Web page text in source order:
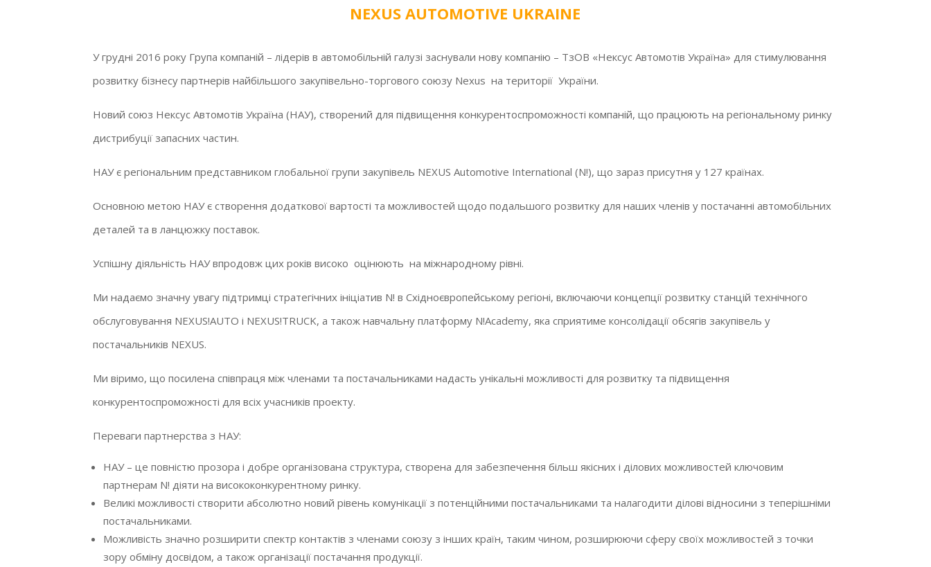
NEXUS AUTOMOTIVE UKRAINE
У грудні 2016 року Група компаній – лідерів в автомобільній галузі заснували нову компанію – ТзОВ «Нексус Автомотів Україна» для стимулювання
розвитку бізнесу партнерів найбільшого закупівельно-торгового союзу Nexus на території України.
Новий союз Нексус Автомотів Україна (НАУ), створений для підвищення конкурентоспроможності компаній, що працюють на регіональному ринку
дистрибуції запасних частин.
НАУ є регіональним представником глобальної групи закупівель NEXUS Automotive International (N!), що зараз присутня у 127 країнах.
Основною метою НАУ є створення додаткової вартості та можливостей щодо подальшого розвитку для наших членів у постачанні автомобільних
деталей та в ланцюжку поставок.
Успішну діяльність НАУ впродовж цих років високо оцінюють на міжнародному рівні.
Ми надаємо значну увагу підтримці стратегічних ініціатив N! в Східноєвропейському регіоні, включаючи концепції розвитку станцій технічного
обслуговування NEXUS!AUTO і NEXUS!TRUCK, а також навчальну платформу N!Academy, яка сприятиме консолідації обсягів закупівель у
постачальників NEXUS.
Ми віримо, що посилена співпраця між членами та постачальниками надасть унікальні можливості для розвитку та підвищення
конкурентоспроможності для всіх учасників проекту.
Переваги партнерства з НАУ:
НАУ – це повністю прозора і добре організована структура, створена для забезпечення більш якісних і ділових можливостей ключовим
партнерам N! діяти на висококонкурентному ринку.
Великі можливості створити абсолютно новий рівень комунікації з потенційними постачальниками та налагодити ділові відносини з теперішніми
постачальниками.
Можливість значно розширити спектр контактів з членами союзу з інших країн, таким чином, розширюючи сферу своїх можливостей з точки
зору обміну досвідом, а також організації постачання продукції.